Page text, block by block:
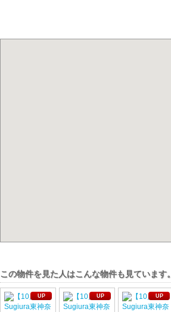
この物件を見た人はこんな物件も見ています。
UP UP UP